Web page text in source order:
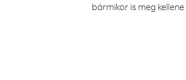
bármikor is meg